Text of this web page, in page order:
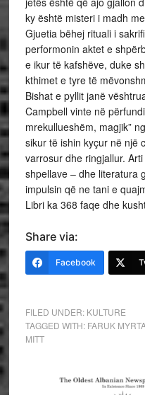
ky është misteri i madh
Gjuetia bëhej rituali i
performonin aktet e
e ikur të kafshëve, duke
kthimet e tyre të
Bishat e pyllit janë
Campbell vinte në
mrekullueshëm, magjik”
sikur të ishin kyçur në një
varrosur dhe ringjallur.
shpellave – dhe literatura
impulsin që ne tani e
Libri ka 368 faqe dhe
Share via:
Facebook
FILED UNDER: KULTURE
TAGGED WITH: FARUK
MITT